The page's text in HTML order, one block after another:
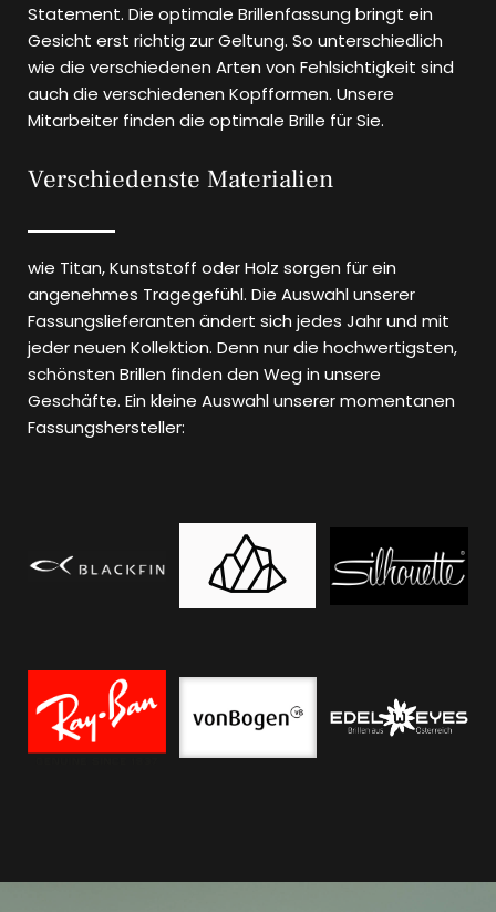
Statement. Die optimale Brillenfassung bringt ein
Gesicht erst richtig zur Geltung. So unterschiedlich
wie die verschiedenen Arten von Fehlsichtigkeit sind
auch die verschiedenen Kopfformen. Unsere
Mitarbeiter finden die optimale Brille für Sie.
Verschiedenste Materialien
wie Titan, Kunststoff oder Holz sorgen für ein
angenehmes Tragegefühl. Die Auswahl unserer
Fassungslieferanten ändert sich jedes Jahr und mit
jeder neuen Kollektion. Denn nur die hochwertigsten,
schönsten Brillen finden den Weg in unsere
Geschäfte. Ein kleine Auswahl unserer momentanen
Fassungshersteller: